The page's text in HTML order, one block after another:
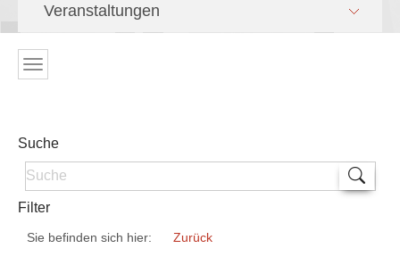
Veranstaltungen
Suche
Filter
Sie befinden sich hier: Zurück